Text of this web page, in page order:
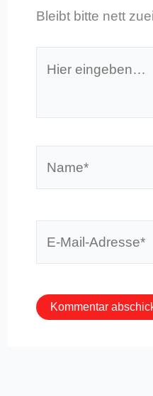
Bleibt bitte nett
eingeben…